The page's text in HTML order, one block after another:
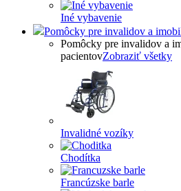
Iné vybavenie
Pomôcky pre invalidov a
Pomôcky pre invalidov a
pacientovZobraziť všetky
Invalidné vozíky
Chodítka
Francúzske barle